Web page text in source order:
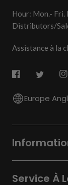
Hour: Mon.- Fri.
Distributors/
Assistance à la
Europe
Service À